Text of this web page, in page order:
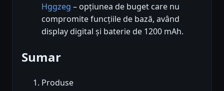
Hggzeg – opțiunea de buget care nu
compromite funcțiile de bază, având
display digital și baterie de 1200 mAh.
Sumar
Produse